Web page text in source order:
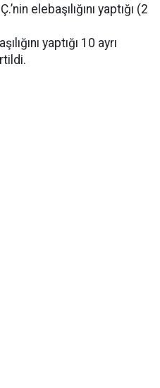
elebaşılığını yaptığı (2
yaptığı 10 ayrı